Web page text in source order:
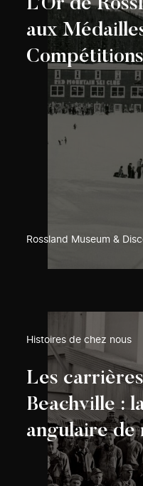
L’Or de
aux
Rossland Museum &
Histoires de chez nous
Les
Beachville :
angulaire